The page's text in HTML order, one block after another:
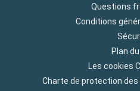
Questions
Conditions
Plan
Les cookies
Charte de protection